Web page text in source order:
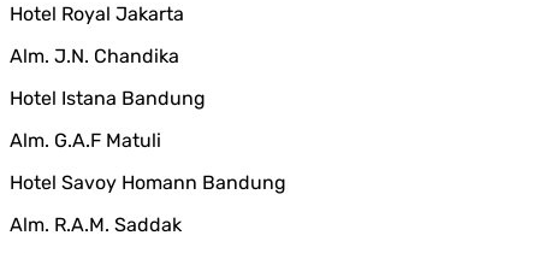
Hotel Royal Jakarta
Alm. J.N. Chandika
Hotel Istana Bandung
Alm. G.A.F Matuli
Hotel Savoy Homann Bandung
Alm. R.A.M. Saddak